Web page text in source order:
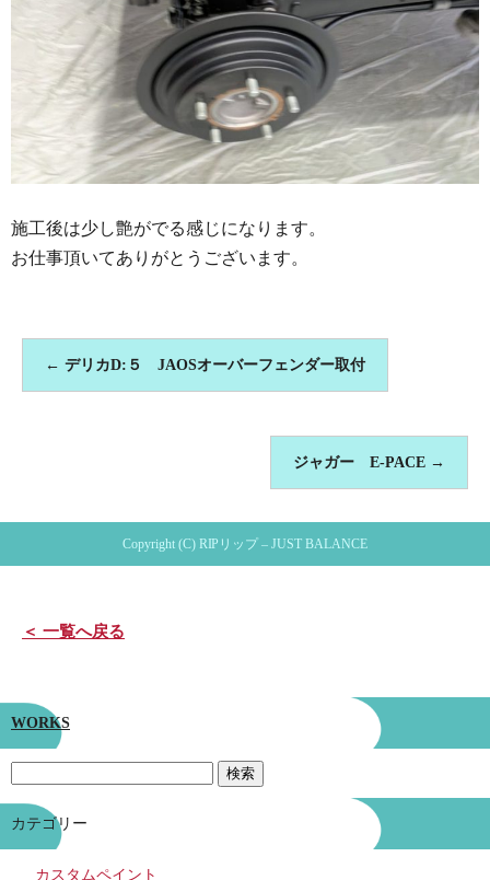
施工後は少し艶がでる感じになります。
お仕事頂いてありがとうございます。
← デリカD:５ JAOSオーバーフェンダー取付
ジャガー E-PACE →
Copyright (C) RIPリップ – JUST BALANCE
＜ 一覧へ戻る
WORKS
カテゴリー
カスタムペイント